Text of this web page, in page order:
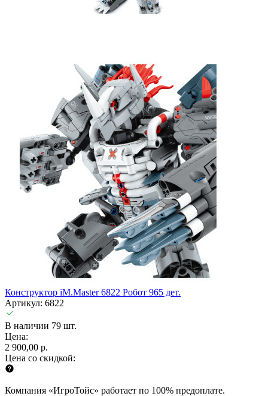
Конструктор iM.Master 6822 Робот 965 дет.
Артикул: 6822
В наличии 79 шт.
Цена:
2 900,00 р.
Цена со скидкой:
Компания «ИгроТойс» работает по 100% предоплате.